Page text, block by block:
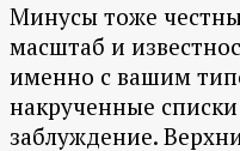
Минусы тоже
масштаб и
именно с вашим
накрученные
заблуждение.